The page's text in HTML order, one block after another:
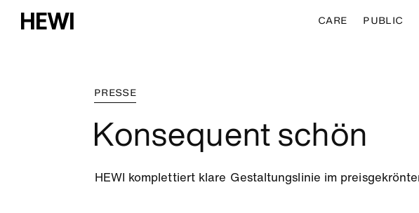
CARE PUBLIC
PRESSE
Konsequent schön
HEWI komplettiert klare Gestaltungslinie im